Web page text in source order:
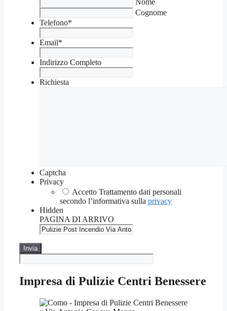
Nome
Cognome
Telefono*
Email*
Indirizzo Completo
Richiesta
Captcha
Privacy
Accetto Trattamento dati personali
secondo l’informativa sulla privacy
Hidden
PAGINA DI ARRIVO
Impresa di Pulizie Centri Benessere